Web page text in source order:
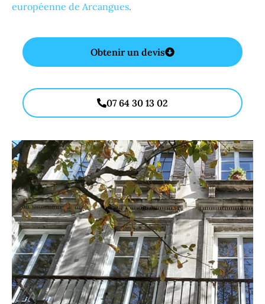
européenne de Arcangues.
Obtenir un devis
07 64 30 13 02